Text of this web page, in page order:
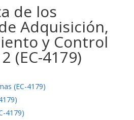
de los
Adquisición,
y Control
(EC-4179)
(EC-4179)
4179)